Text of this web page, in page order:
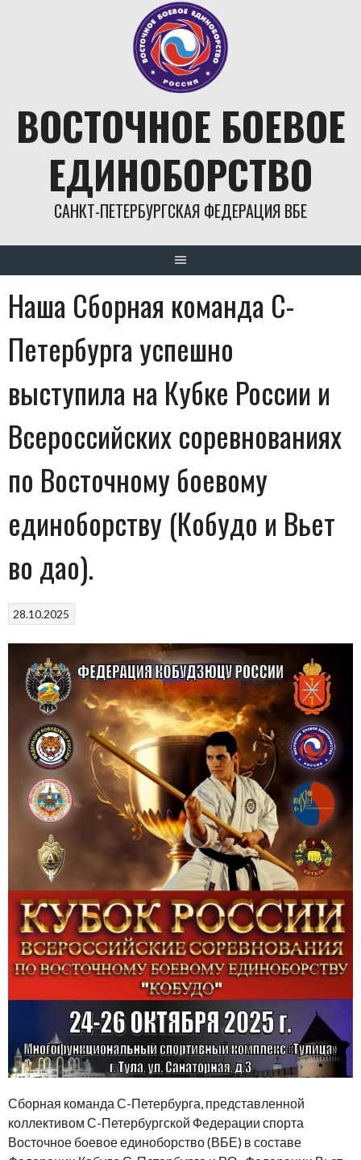
ВОСТОЧНОЕ БОЕВОЕ
ЕДИНОБОРСТВО
САНКТ-ПЕТЕРБУРГСКАЯ ФЕДЕРАЦИЯ ВБЕ
Наша Сборная команда С-
Петербурга успешно
выступила на Кубке России и
Всероссийских соревнованиях
по Восточному боевому
единоборству (Кобудо и Вьет
во дао).
28.10.2025
Сборная команда С-Петербурга, представленной
коллективом С-Петербургской Федерации спорта
Восточное боевое единоборство (ВБЕ) в составе